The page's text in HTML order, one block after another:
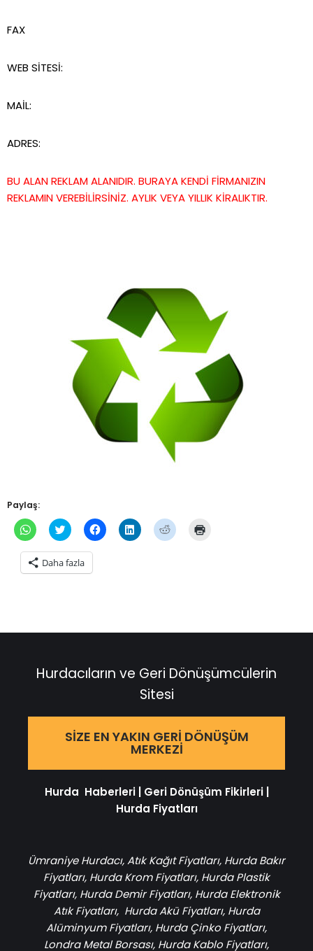
FAX
WEB SİTESİ:
MAİL:
ADRES:
BU ALAN REKLAM ALANIDIR. BURAYA KENDİ FİRMANIZIN
REKLAMIN VEREBİLİRSİNİZ. AYLIK VEYA YILLIK KİRALIKTIR.
Paylaş:
WhatsApp'ta
paylaşmak
tıklayın
(Yeni
pencerede
Twitter
üzerinde
için
tıklayın
(Yeni
Facebook'ta
paylaşmak
Linkedln
üzerinden
Reddit
üzerinde
Daha fazla
Hurdacıların ve Geri Dönüşümcülerin
Sitesi
SIZE EN YAKIN GERI DÖNÜŞÜM
MERKEZI
Hurda Haberleri| Geri Dönüşüm Fikirleri|
Hurda Fiyatları
Ümraniye Hurdacı,Atık Kağıt Fiyatları, Hurda Bakır
Fiyatları, Hurda Krom Fiyatları, Hurda Plastik
Fiyatları, Hurda Demir Fiyatları, Hurda Elektronik
Atık Fiyatları, Hurda Akü Fiyatları,Hurda
Alüminyum Fiyatları, Hurda Çinko Fiyatları,
Londra Metal Borsası, Hurda Kablo Fiyatları,